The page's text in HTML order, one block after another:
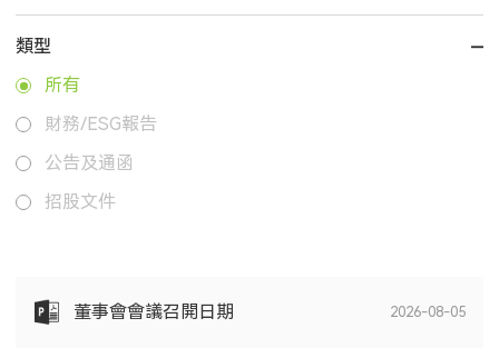
類型
所有
財務/ESG報告
公告及通函
招股文件
董事會會議召開日期 2026-08-05